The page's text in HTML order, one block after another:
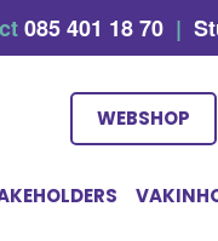
085 401 18 70 |
WEBSHOP